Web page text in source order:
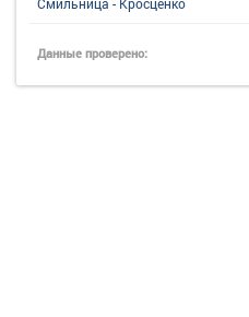
Данные проверено: